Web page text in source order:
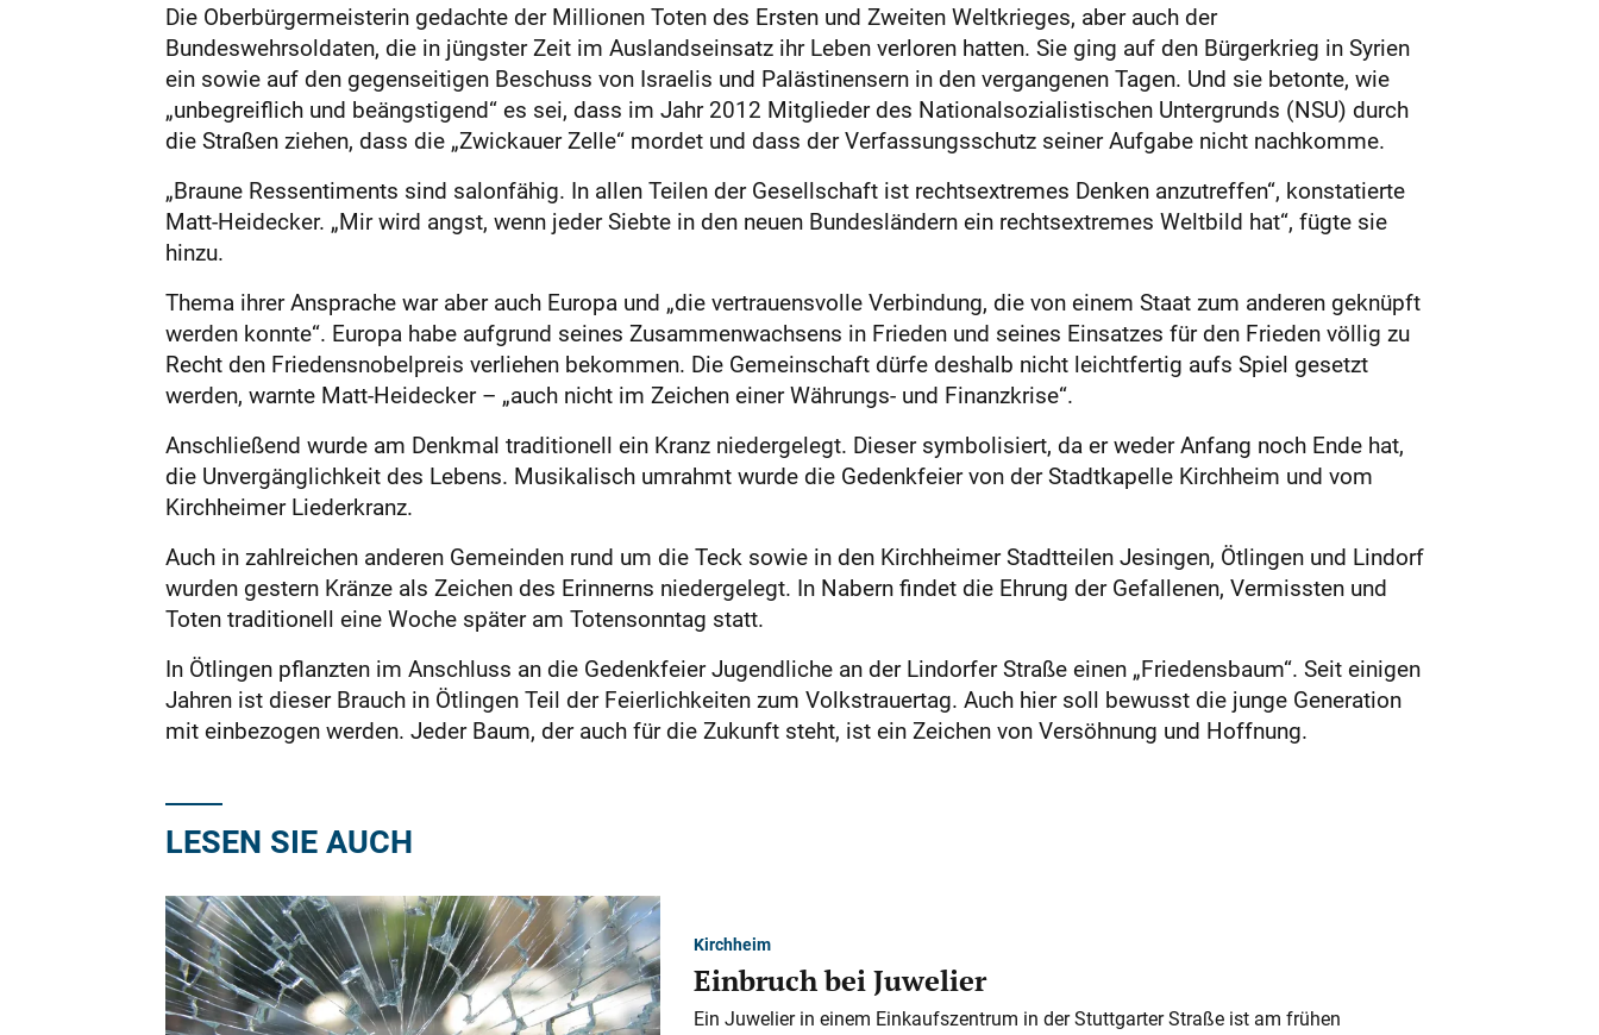
Die Oberbürgermeisterin gedachte der Millionen Toten des Ersten und Zweiten Weltkrieges, aber auch der
Bundeswehrsoldaten, die in jüngster Zeit im Auslandseinsatz ihr Leben verloren hatten. Sie ging auf den Bürgerkrieg in Syrien
ein sowie auf den gegenseitigen Beschuss von Israelis und Palästinensern in den vergangenen Tagen. Und sie betonte, wie
„unbegreiflich und beängstigend“ es sei, dass im Jahr 2012 Mitglieder des Nationalsozialistischen Untergrunds (NSU) durch
die Straßen ziehen, dass die „Zwickauer Zelle“ mordet und dass der Verfassungsschutz seiner Aufgabe nicht nachkomme.
„Braune Ressentiments sind salonfähig. In allen Teilen der Gesellschaft ist rechtsextremes Denken anzutreffen“, konstatierte
Matt-Heidecker. „Mir wird angst, wenn jeder Siebte in den neuen Bundesländern ein rechtsextremes Weltbild hat“, fügte sie
hinzu.
Thema ihrer Ansprache war aber auch Europa und „die vertrauensvolle Verbindung, die von einem Staat zum anderen geknüpft
werden konnte“. Europa habe aufgrund seines Zusammenwachsens in Frieden und seines Einsatzes für den Frieden völlig zu
Recht den Friedensnobelpreis verliehen bekommen. Die Gemeinschaft dürfe deshalb nicht leichtfertig aufs Spiel gesetzt
werden, warnte Matt-Heidecker – „auch nicht im Zeichen einer Währungs- und Finanzkrise“.
Anschließend wurde am Denkmal traditionell ein Kranz niedergelegt. Dieser symbolisiert, da er weder Anfang noch Ende hat,
die Unvergänglichkeit des Lebens. Musikalisch umrahmt wurde die Gedenkfeier von der Stadtkapelle Kirchheim und vom
Kirchheimer Liederkranz.
Auch in zahlreichen anderen Gemeinden rund um die Teck sowie in den Kirchheimer Stadtteilen Jesingen, Ötlingen und Lindorf
wurden gestern Kränze als Zeichen des Erinnerns niedergelegt. In Nabern findet die Ehrung der Gefallenen, Vermissten und
Toten traditionell eine Woche später am Totensonntag statt.
In Ötlingen pflanzten im Anschluss an die Gedenkfeier Jugendliche an der Lindorfer Straße einen „Friedensbaum“. Seit einigen
Jahren ist dieser Brauch in Ötlingen Teil der Feierlichkeiten zum Volkstrauertag. Auch hier soll bewusst die junge Generation
mit einbezogen werden. Jeder Baum, der auch für die Zukunft steht, ist ein Zeichen von Versöhnung und Hoffnung.
LESEN SIE AUCH
Kirchheim
Einbruch bei Juwelier
Ein Juwelier in einem Einkaufszentrum in der Stuttgarter Straße ist am frühen